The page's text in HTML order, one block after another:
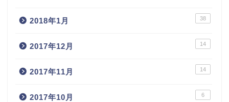
2018年1月 38
2017年12月 14
2017年11月 14
2017年10月 6